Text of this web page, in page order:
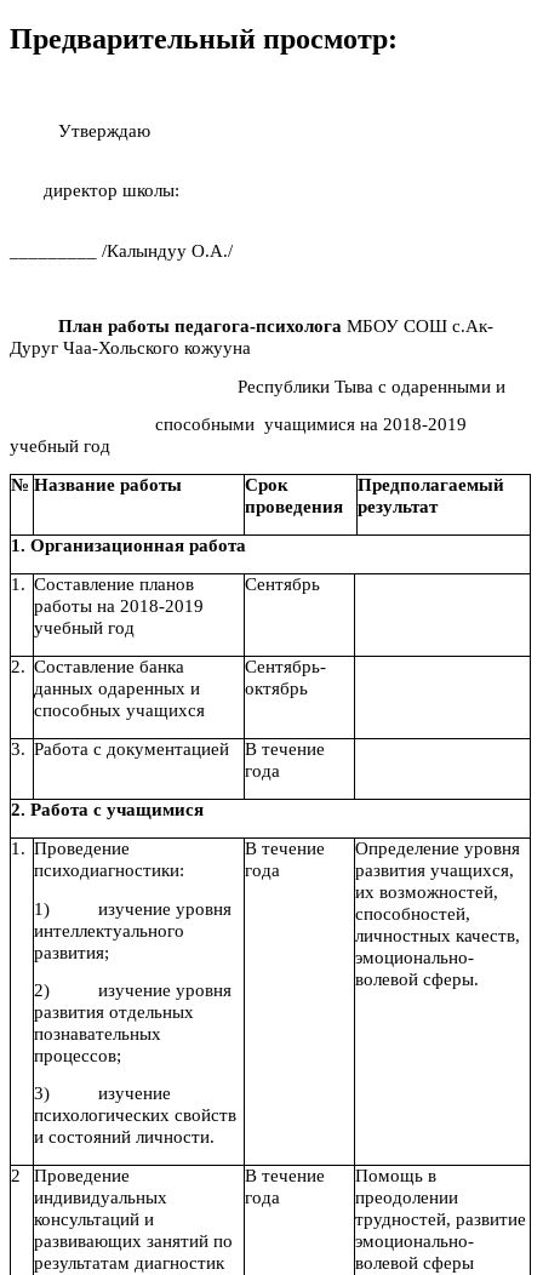
Предварительный просмотр:
Утверждаю
директор школы:
_________ /Калындуу О.А./
План работы педагога-психолога МБОУ СОШ с.Ак-
Дуруг Чаа-Хольского кожууна
Республики Тыва с одаренными и
способными учащимися на 2018-2019
учебный год
№ Название работы
Срок
проведения
Предполагаемый
результат
1. Организационная работа
1. Составление планов
работы на 2018-2019
учебный год
Сентябрь
2. Составление банка
данных одаренных и
способных учащихся
Сентябрь-
октябрь
3. Работа с документацией
В течение
года
2. Работа с учащимися
1. Проведение
психодиагностики:
1) изучение уровня
интеллектуального
развития;
2) изучение уровня
развития отдельных
познавательных
процессов;
3) изучение
психологических свойств
и состояний личности.
В течение
года
Определение уровня
развития учащихся,
их возможностей,
способностей,
личностных качеств,
эмоционально-
волевой сферы.
2
Проведение
индивидуальных
консультаций и
развивающих занятий по
результатам диагностик
В течение
года
Помощь в
преодолении
трудностей, развитие
эмоционально-
волевой сферы